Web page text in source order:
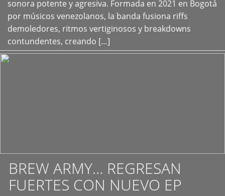
sonora potente y agresiva. Formada en 2021 en Bogotá
por músicos venezolanos, la banda fusiona riffs
demoledores, ritmos vertiginosos y breakdowns
contundentes, creando […]
BREW ARMY… REGRESAN
FUERTES CON NUEVO EP